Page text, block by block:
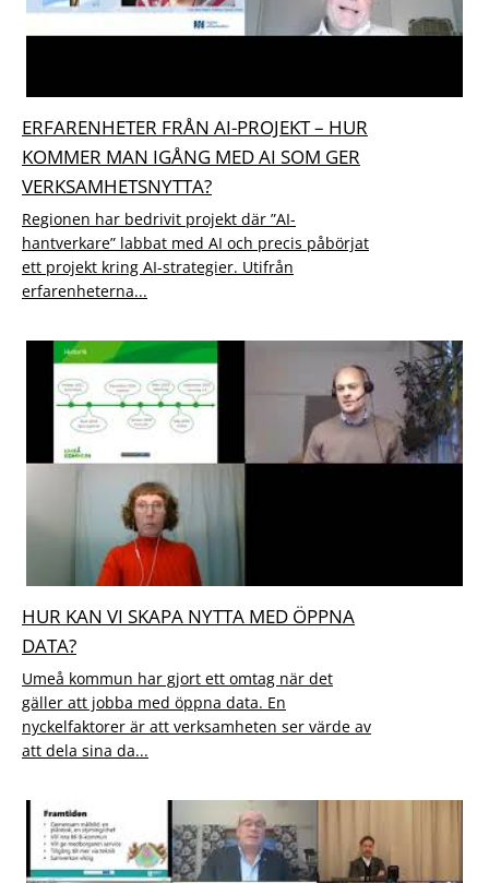
ERFARENHETER FRÅN AI-PROJEKT – HUR
KOMMER MAN IGÅNG MED AI SOM GER
VERKSAMHETSNYTTA?
Regionen har bedrivit projekt där ”AI-
hantverkare” labbat med AI och precis påbörjat
ett projekt kring AI-strategier. Utifrån
erfarenheterna...
HUR KAN VI SKAPA NYTTA MED ÖPPNA
DATA?
Umeå kommun har gjort ett omtag när det
gäller att jobba med öppna data. En
nyckelfaktorer är att verksamheten ser värde av
att dela sina da...